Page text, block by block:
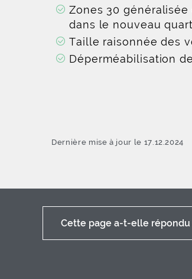
Zones 30
dans le nouveau
Taille raisonnée des
Déperméabilisation
Dernière mise à jour le 17.12.2024
Cette page a-t-elle répondu